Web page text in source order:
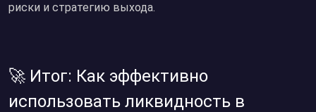
риски и стратегию выхода.
🚀 Итог: Как эффективно
использовать ликвидность в